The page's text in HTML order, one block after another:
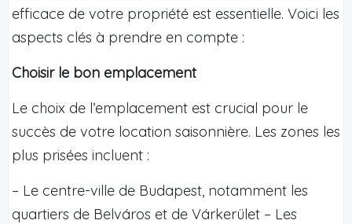
efficace de votre propriété est essentielle. Voici les
aspects clés à prendre en compte :
Choisir le bon emplacement
Le choix de l’emplacement est crucial pour le
succès de votre location saisonnière. Les zones les
plus prisées incluent :
– Le centre-ville de Budapest, notamment les
quartiers de Belváros et de Várkerület – Les